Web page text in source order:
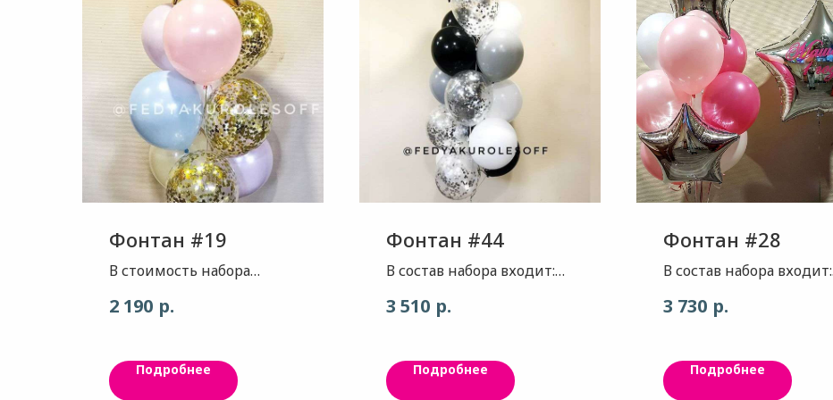
Фонтан #19
В стоимость набора
глянец Шар - цвет нежная
нежный голубой, 1шт
Шар - цвет шампань, 1шт
2 190 р.
Подробнее
Фонтан #44
В состав набора входит:
1шт Шар - цвет
Шар - цвет матовый
серебро 2шт Шар - цвет
3 510 р.
Подробнее
Фонтан #28
В состав набора входит:
глянец серебро
надпись на звезде ( в
данном примере
3 730 р.
Подробнее